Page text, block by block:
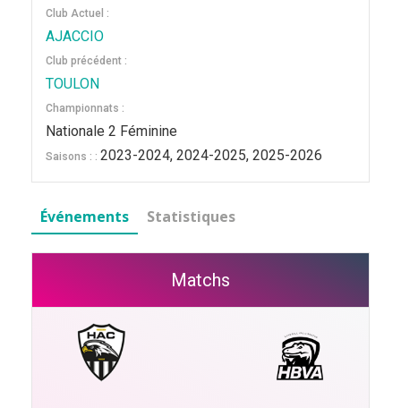
Club Actuel :
AJACCIO
Club précédent :
TOULON
Championnats :
Nationale 2 Féminine
Saisons : : 2023-2024, 2024-2025, 2025-2026
Événements Statistiques
Matchs